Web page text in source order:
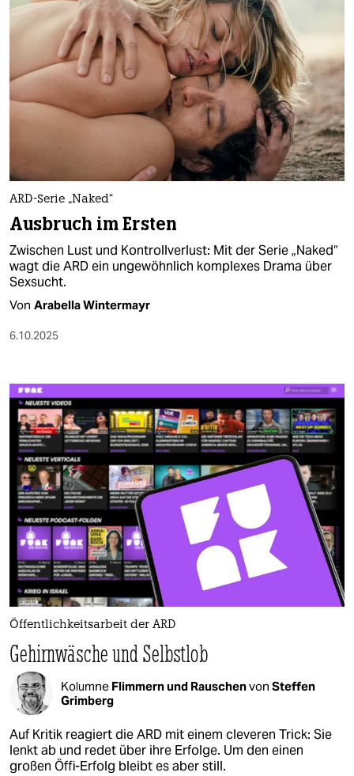
ARD-Serie „Naked“
Ausbruch im Ersten
Zwischen Lust und Kontrollverlust: Mit der Serie „Naked“
wagt die ARD ein ungewöhnlich komplexes Drama über
Sexsucht.
Von Arabella Wintermayr
6.10.2025
Öffentlichkeitsarbeit der ARD
Gehirnwäsche und Selbstlob
Kolumne Flimmern und Rauschenvon Steffen
Grimberg
Auf Kritik reagiert die ARD mit einem cleveren Trick: Sie
lenkt ab und redet über ihre Erfolge. Um den einen
großen Öffi-Erfolg bleibt es aber still.